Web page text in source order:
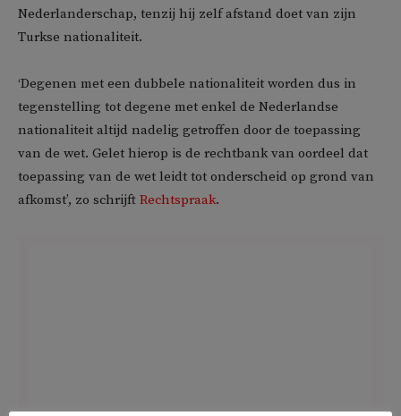
Nederlanderschap, tenzij hij zelf afstand doet van zijn
Turkse nationaliteit.
‘Degenen met een dubbele nationaliteit worden dus in
tegenstelling tot degene met enkel de Nederlandse
nationaliteit altijd nadelig getroffen door de toepassing
van de wet. Gelet hierop is de rechtbank van oordeel dat
toepassing van de wet leidt tot onderscheid op grond van
afkomst’, zo schrijft Rechtspraak.